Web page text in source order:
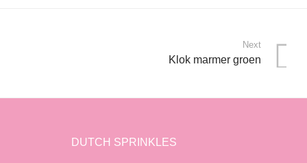
Next
Klok marmer groen
DUTCH SPRINKLES